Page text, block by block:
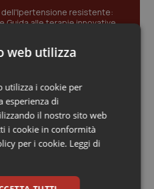
di Bolzano
di Trento
resistente:
Guida alle terapie innovative
Infermieristica 2026: nuovi
Medica 2026: guidare team
prestazioni
nello studio
web utilizza
utilizza i cookie per
esperienza di
il nostro sito web
i cookie in conformità
per i cookie. Leggi di